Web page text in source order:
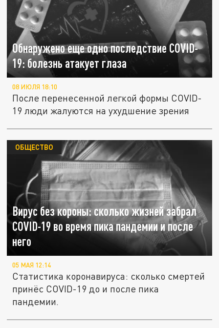
Обнаружено еще одно последствие COVID-
19: болезнь атакует глаза
08 ИЮЛЯ 18:10
После перенесенной легкой формы COVID-
19 люди жалуются на ухудшение зрения
Вирус без короны: сколько жизней забрал
COVID-19 во время пика пандемии и после
него
ОБЩЕСТВО
05 МАЯ 12:14
Статистика коронавируса: сколько смертей
принёс COVID-19 до и после пика
пандемии.